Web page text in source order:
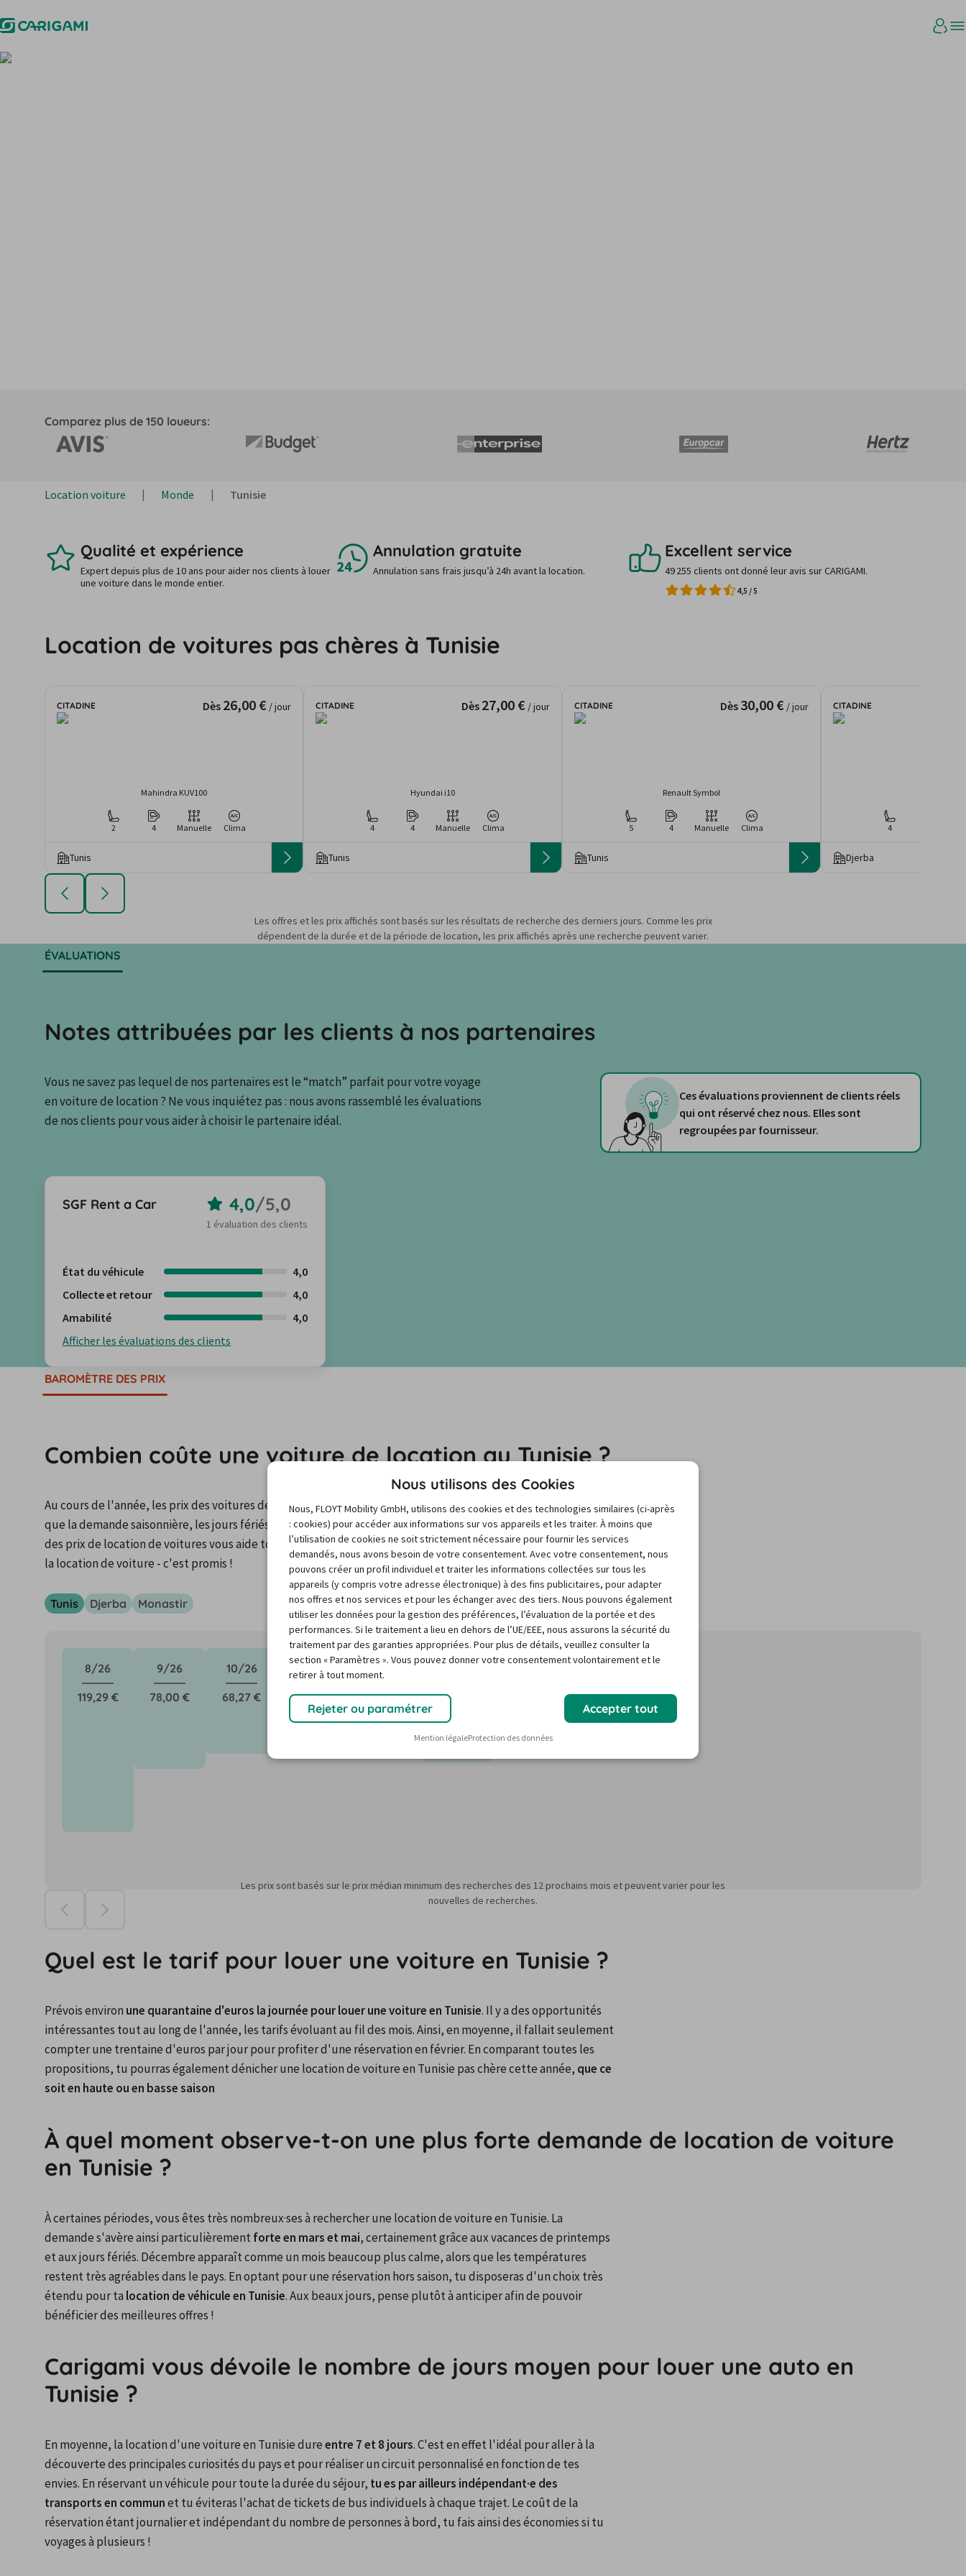
Comparez plus de 150 loueurs:
Location voiture Monde Tunisie
Qualité et expérience
Expert depuis plus de 10 ans pour aider nos clients à louer
une voiture dans le monde entier.
Annulation gratuite
Annulation sans frais jusqu’à 24h avant la location.
Excellent service
49 255 clients ont donné leur avis sur CARIGAMI.
4,5 /5
Location de voitures pas chères à Tunisie
CITADINE Dès 26,00 € / jour
Mahindra KUV100
2 4 Manuelle Clima
Tunis
CITADINE Dès 27,00 € / jour
Hyundai i10
4 4 Manuelle Clima
Tunis
CITADINE Dès 30,00 € / jour
Renault Symbol
5 4 Manuelle Clima
Tunis
CITADINE
4
Djerba
Les offres et les prix affichés sont basés sur les résultats de recherche des derniers jours. Comme les prix
dépendent de la durée et de la période de location, les prix affichés après une recherche peuvent varier.
ÉVALUATIONS
Notes attribuées par les clients à nos partenaires
Vous ne savez pas lequel de nos partenaires est le “match” parfait pour votre voyage
en voiture de location ? Ne vous inquiétez pas : nous avons rassemblé les évaluations
de nos clients pour vous aider à choisir le partenaire idéal.
Ces évaluations proviennent de clients réels
qui ont réservé chez nous. Elles sont
regroupées par fournisseur.
SGF Rent a Car 4,0/5,0
1 évaluation des clients
État du véhicule
4,0
Collecte et retour
4,0
Amabilité
4,0
Afficher les évaluations des clients
BAROMÈTRE DES PRIX
Combien coûte une voiture de location au Tunisie ?
Au cours de l'année, les prix des voitures de location peuvent varier énormément en raison de facteurs tels
que la demande saisonnière, les jours fériés ou les événements locaux. Mais pas de panique : Notre baromètre
des prix de location de voitures vous aide toujours à trouver le créneau le moins cher et la meilleure offre pour
la location de voiture - c'est promis !
Tunis Djerba Monastir
8/26
119,29 €
9/26
78,00 €
10/26
68,27 €
11/26
65,78 €
12/26
Pas assez
73,64 €
Les prix sont basés sur le prix médian minimum des recherches des 12 prochains mois et peuvent varier pour les
nouvelles de recherches.
Quel est le tarif pour louer une voiture en Tunisie ?
Prévois environ une quarantaine d'euros la journée pour louer une voiture en Tunisie. Il y a des opportunités
intéressantes tout au long de l'année, les tarifs évoluant au fil des mois. Ainsi, en moyenne, il fallait seulement
compter une trentaine d'euros par jour pour profiter d'une réservation en février. En comparant toutes les
propositions, tu pourras également dénicher une location de voiture en Tunisie pas chère cette année, que ce
soit en haute ou en basse saison
À quel moment observe-t-on une plus forte demande de location de voiture
en Tunisie ?
À certaines périodes, vous êtes très nombreux·ses à rechercher une location de voiture en Tunisie. La
demande s'avère ainsi particulièrement forte en mars et mai, certainement grâce aux vacances de printemps
et aux jours fériés. Décembre apparaît comme un mois beaucoup plus calme, alors que les températures
restent très agréables dans le pays. En optant pour une réservation hors saison, tu disposeras d'un choix très
étendu pour ta location de véhicule en Tunisie. Aux beaux jours, pense plutôt à anticiper afin de pouvoir
bénéficier des meilleures offres !
Carigami vous dévoile le nombre de jours moyen pour louer une auto en
Tunisie ?
En moyenne, la location d'une voiture en Tunisie dure entre 7 et 8 jours. C'est en effet l'idéal pour aller à la
découverte des principales curiosités du pays et pour réaliser un circuit personnalisé en fonction de tes
envies. En réservant un véhicule pour toute la durée du séjour, tu es par ailleurs indépendant·e des
transports en commun et tu éviteras l'achat de tickets de bus individuels à chaque trajet. Le coût de la
réservation étant journalier et indépendant du nombre de personnes à bord, tu fais ainsi des économies si tu
voyages à plusieurs !
Nous utilisons des Cookies
Nous, FLOYT Mobility GmbH, utilisons des cookies et des technologies similaires (ci-après
: cookies) pour accéder aux informations sur vos appareils et les traiter. À moins que
l’utilisation de cookies ne soit strictement nécessaire pour fournir les services
demandés, nous avons besoin de votre consentement. Avec votre consentement, nous
pouvons créer un profil individuel et traiter les informations collectées sur tous les
appareils (y compris votre adresse électronique) à des fins publicitaires, pour adapter
nos offres et nos services et pour les échanger avec des tiers. Nous pouvons également
utiliser les données pour la gestion des préférences, l’évaluation de la portée et des
performances. Si le traitement a lieu en dehors de l’UE/EEE, nous assurons la sécurité du
traitement par des garanties appropriées. Pour plus de détails, veuillez consulter la
section « Paramètres ». Vous pouvez donner votre consentement volontairement et le
retirer à tout moment.
Rejeter ou paramétrer Accepter tout
Mention légaleProtection des données